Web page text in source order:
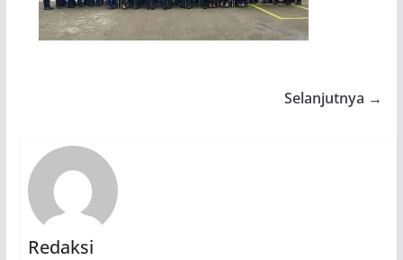
Selanjutnya →
Redaksi